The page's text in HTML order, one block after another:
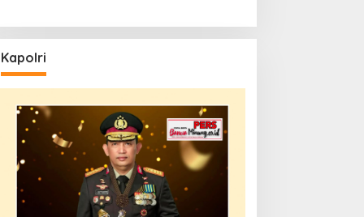
Kapolri